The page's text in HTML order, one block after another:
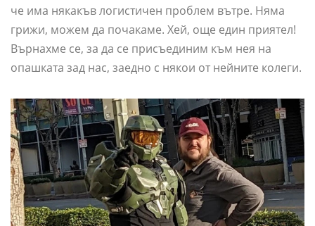
че има някакъв логистичен проблем вътре. Няма
грижи, можем да почакаме. Хей, още един приятел!
Върнахме се, за да се присъединим към нея на
опашката зад нас, заедно с някои от нейните колеги.